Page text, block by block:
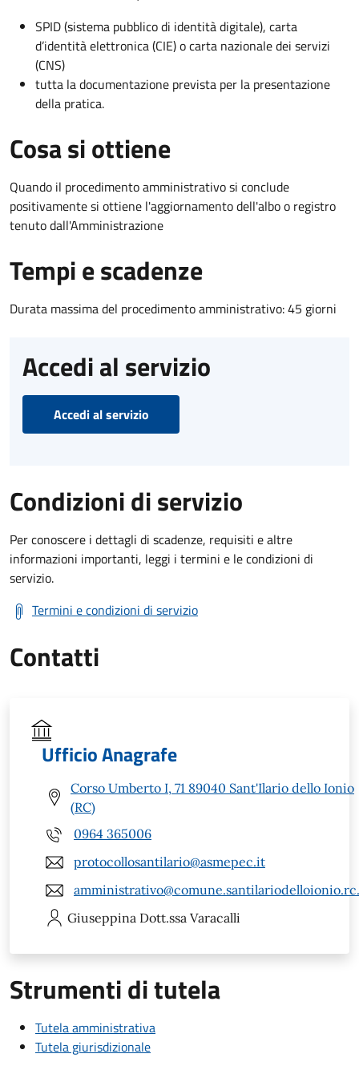
SPID (sistema pubblico di identità digitale), carta
d’identità elettronica (CIE) o carta nazionale dei servizi
(CNS)
tutta la documentazione prevista per la presentazione
della pratica.
Cosa si ottiene
Quando il procedimento amministrativo si conclude
positivamente si ottiene l'aggiornamento dell'albo o registro
tenuto dall'Amministrazione
Tempi e scadenze
Durata massima del procedimento amministrativo: 45 giorni
Accedi al servizio
Accedi al servizio
Condizioni di servizio
Per conoscere i dettagli di scadenze, requisiti e altre
informazioni importanti, leggi i termini e le condizioni di
servizio.
Termini e condizioni di servizio
Contatti
Ufficio Anagrafe
Corso Umberto I, 71 89040 Sant'Ilario dello Ionio
(RC)
0964 365006
protocollosantilario@asmepec.it
Giuseppina Dott.ssa Varacalli
Strumenti di tutela
Tutela amministrativa
Tutela giurisdizionale